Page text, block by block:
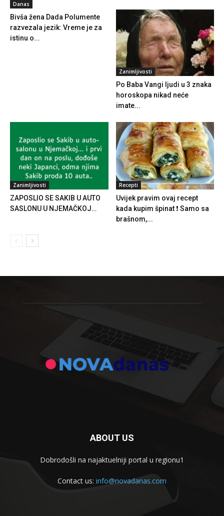
Danas
Bivša žena Dada Polumente
razvezala jezik: Vreme je za
istinu o...
Zanimljivosti
Po Baba Vangi ljudi u 3 znaka
horoskopa nikad neće
imate...
Zanimljivosti
ZAPOSLIO SE SAKIB U AUTO
SASLONU U NJEMAČKOJ…
Recepti
Uvijek pravim ovaj recept
kada kupim špinat ❗ Samo sa
brašnom,...
ABOUT US
Dobrodošli na najaktuelniji portal u regionu1
Contact us: info@novadanas.com